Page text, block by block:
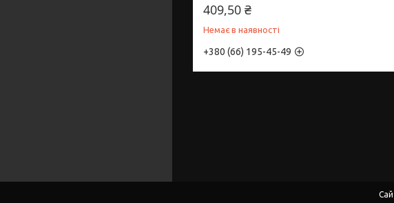
409,50 ₴
Немає в наявності
+380 (66) 195-45-49